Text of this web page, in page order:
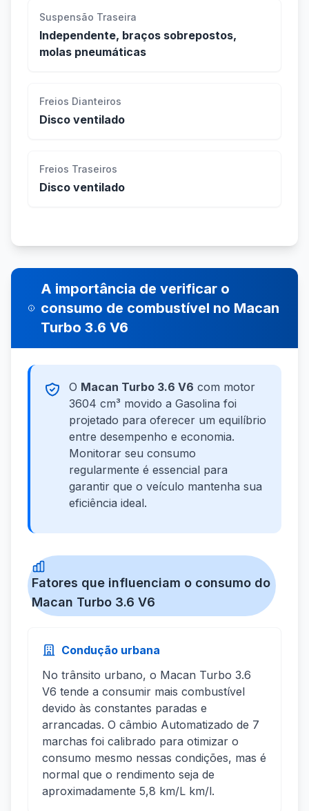
Suspensão Traseira
Independente, braços sobrepostos,
molas pneumáticas
Freios Dianteiros
Disco ventilado
Freios Traseiros
Disco ventilado
A importância de verificar o
consumo de combustível no Macan
Turbo 3.6 V6
O Macan Turbo 3.6 V6 com motor
3604 cm³ movido a Gasolina foi
projetado para oferecer um equilíbrio
entre desempenho e economia.
Monitorar seu consumo
regularmente é essencial para
garantir que o veículo mantenha sua
eficiência ideal.
Fatores que influenciam o consumo do
Macan Turbo 3.6 V6
Condução urbana
No trânsito urbano, o Macan Turbo 3.6
V6 tende a consumir mais combustível
devido às constantes paradas e
arrancadas. O câmbio Automatizado de 7
marchas foi calibrado para otimizar o
consumo mesmo nessas condições, mas é
normal que o rendimento seja de
aproximadamente 5,8 km/L km/l.